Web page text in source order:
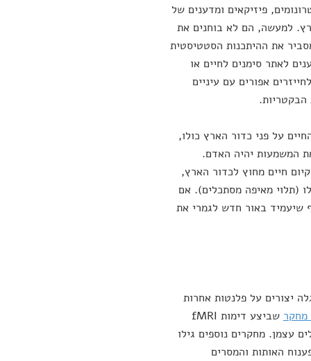
פיזיקאים ומדענים של
למעשה, הם לא בוחנים את
את ההיתכנות הסטטיסטית
לאתר סימנים לחיים או
אפורים עם עיניים
על פני כדור הארץ כולו,
המשמעות יהיה האדם.
חיים מחוץ לכדור הארץ,
(תלוי מאיפה מסתכלים). אם
שיעמיד באור חדש לגמרי את
יצורים על פלנטות אחרות
מחקר
שביצע דימות fMRI
עצמן. מחקרים נוספים גילו
האותות והמסרים